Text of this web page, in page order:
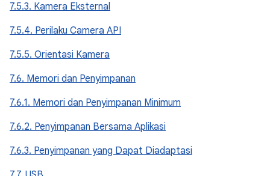
7.5.3. Kamera Eksternal
7.5.4. Perilaku Camera API
7.5.5. Orientasi Kamera
7.6. Memori dan Penyimpanan
7.6.1. Memori dan Penyimpanan Minimum
7.6.2. Penyimpanan Bersama Aplikasi
7.6.3. Penyimpanan yang Dapat Diadaptasi